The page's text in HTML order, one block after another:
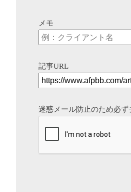
メモ
記事URL
迷惑メール防止のため必